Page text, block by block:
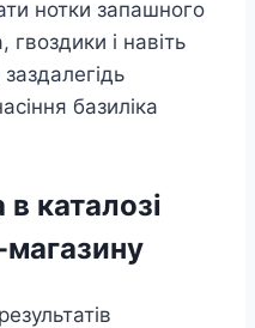
нотки запашного
і навіть
базиліка
в каталозі
магазину